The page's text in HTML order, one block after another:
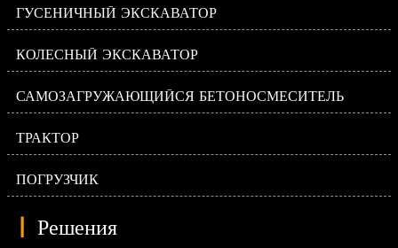
ГУСЕНИЧНЫЙ ЭКСКАВАТОР
КОЛЕСНЫЙ ЭКСКАВАТОР
САМОЗАГРУЖАЮЩИЙСЯ БЕТОНОСМЕСИТЕЛЬ
ТРАКТОР
ПОГРУЗЧИК
| Решения